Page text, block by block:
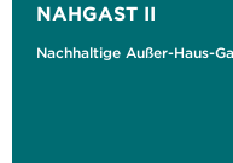
NAHGAST II
Nachhaltige Außer-Haus-